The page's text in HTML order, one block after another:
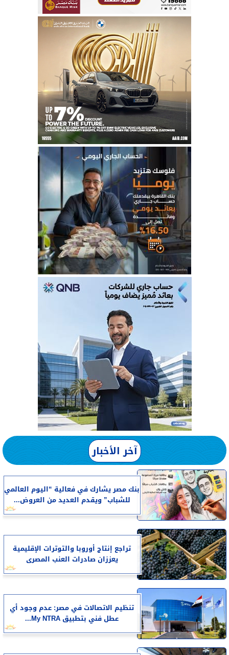
آخر الأخبار
بنك مصر يشارك في فعالية “اليوم العالمي
للشباب” ويقدم العديد من العروض...
تراجع إنتاج أوروبا والتوترات الإقليمية
يعززان صادرات العنب المصرى
تنظيم الاتصالات في مصر: عدم وجود أي
عطل فني بتطبيق My NTRA...